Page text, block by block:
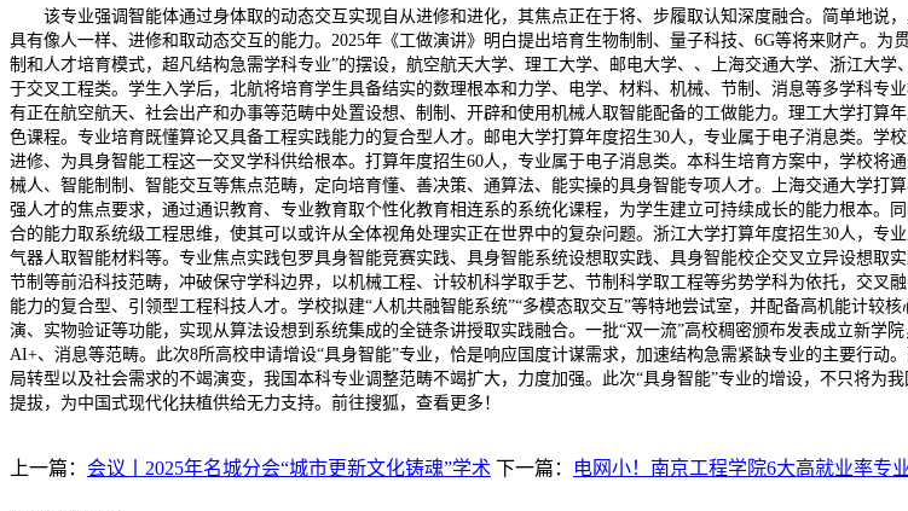
该专业强调智能体通过身体取的动态交互实现自从进修和进化，其焦点正在于将、步履取认知深度融合。简单地说，
具有像人一样、进修和取动态交互的能力。2025年《工做演讲》明白提出培育生物制制、量子科技、6G等将来财产。
制和人才培育模式，超凡结构急需学科专业”的摆设，航空航天大学、理工大学、邮电大学、、上海交通大学、浙江大
于交叉工程类。学生入学后，北航将培育学生具备结实的数理根本和力学、电学、材料、机械、节制、消息等多学科
有正在航空航天、社会出产和办事等范畴中处置设想、制制、开辟和使用机械人取智能配备的工做能力。理工大学打
色课程。专业培育既懂算论又具备工程实践能力的复合型人才。邮电大学打算年度招生30人，专业属于电子消息类。
进修、为具身智能工程这一交叉学科供给根本。打算年度招生60人，专业属于电子消息类。本科生培育方案中，学校
械人、智能制制、智能交互等焦点范畴，定向培育懂、善决策、通算法、能实操的具身智能专项人才。上海交通大学
强人才的焦点要求，通过通识教育、专业教育取个性化教育相连系的系统化课程，为学生建立可持续成长的能力根本
合的能力取系统级工程思维，使其可以或许从全体视角处理实正在世界中的复杂问题。浙江大学打算年度招生30人，
气器人取智能材料等。专业焦点实践包罗具身智能竞赛实践、具身智能系统设想取实践、具身智能校企交叉立异设想
节制等前沿科技范畴，冲破保守学科边界，以机械工程、计较机科学取手艺、节制科学取工程等劣势学科为依托，交
能力的复合型、引领型工程科技人才。学校拟建“人机共融智能系统”“多模态取交互”等特地尝试室，并配备高机能计
演、实物验证等功能，实现从算法设想到系统集成的全链条讲授取实践融合。一批“双一流”高校稠密颁布发表成立新学
AI+、消息等范畴。此次8所高校申请增设“具身智能”专业，恰是响应国度计谋需求，加速结构急需紧缺专业的主要行
局转型以及社会需求的不竭演变，我国本科专业调整范畴不竭扩大，力度加强。此次“具身智能”专业的增设，不只将
提拔，为中国式现代化扶植供给无力支持。前往搜狐，查看更多！
上一篇： 会议丨2025年名城分会“城市更新文化铸魂”学术 下一篇： 电网小！南京工程学院6大高就业率专